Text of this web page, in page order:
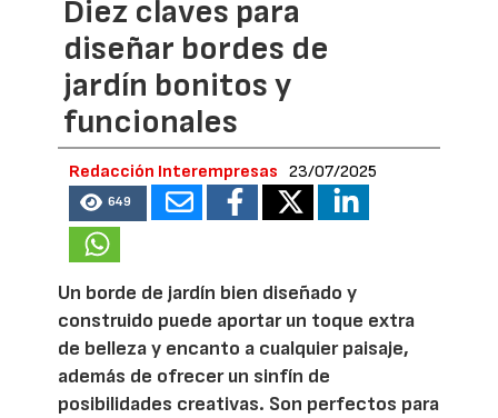
Diez claves para
diseñar bordes de
jardín bonitos y
funcionales
Redacción Interempresas 23/07/2025
649
Un borde de jardín bien diseñado y
construido puede aportar un toque extra
de belleza y encanto a cualquier paisaje,
además de ofrecer un sinfín de
posibilidades creativas. Son perfectos para